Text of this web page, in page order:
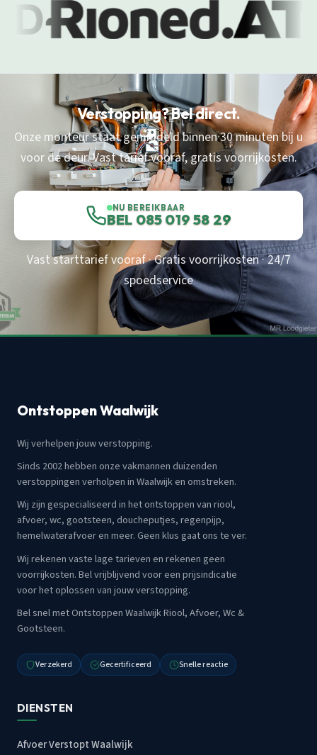
Verstopping? Bel direct.
Onze monteur staat gemiddeld binnen 30 minuten bij u
voor de deur. Vast tarief vooraf, gratis voorrijkosten.
NU BEREIKBAAR
BEL 085 019 58 29
Vast starttarief vooraf · Gratis voorrijkosten · 24/7
spoedservice
Ontstoppen Waalwijk
Wij verhelpen jouw verstopping.
Sinds 2002 hebben onze vakmannen duizenden
verstoppingen verholpen in Waalwijk en omstreken.
Wij zijn gespecialiseerd in het ontstoppen van riool,
afvoer, wc, gootsteen, doucheputjes, regenpijp,
hemelwaterafvoer en meer. Geen klus gaat ons te ver.
Wij rekenen vaste lage tarieven en rekenen geen
voorrijkosten. Bel vrijblijvend voor een prijsindicatie
voor het oplossen van jouw verstopping.
Bel snel met Ontstoppen Waalwijk Riool, Afvoer, Wc &
Gootsteen.
Verzekerd Gecertificeerd Snelle reactie
DIENSTEN
Afvoer Verstopt Waalwijk